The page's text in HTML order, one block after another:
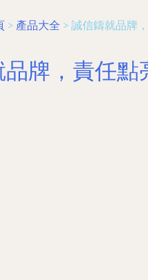
> 產品大全 > 誠信鑄就品牌
品牌，責任